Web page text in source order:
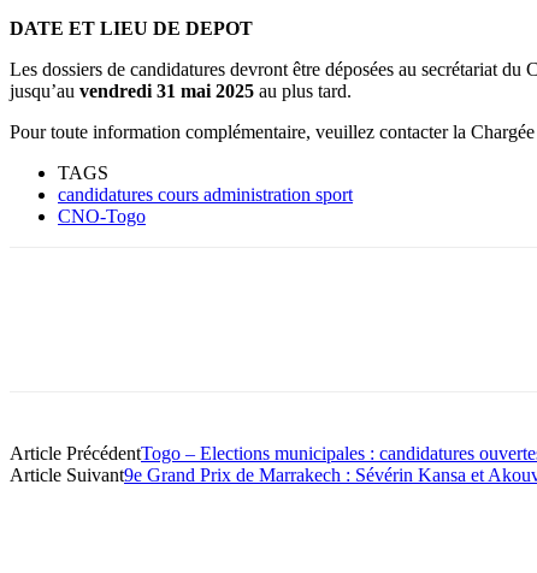
DATE ET LIEU DE DEPOT
Les dossiers de candidatures devront être déposées au secrétariat
jusqu’au vendredi 31 mai 2025 au plus tard.
Pour toute information complémentaire, veuillez contacter la
TAGS
candidatures cours administration sport
CNO-Togo
Article PrécédentTogo – Elections municipales : candidatures
Article Suivant9e Grand Prix de Marrakech : Sévérin Kansa et